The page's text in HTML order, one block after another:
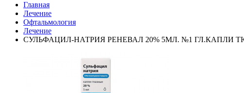
Главная
Лечение
Офтальмология
Лечение
СУЛЬФАЦИЛ-НАТРИЯ РЕНЕВАЛ 20% 5МЛ. №1 ГЛ.КАПЛИ